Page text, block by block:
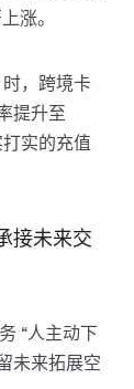
涨。
，跨境卡
提升至
实的充值
接未来交
“人主动下
未来拓展空